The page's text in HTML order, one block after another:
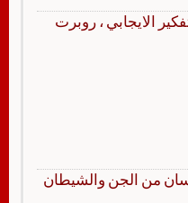
الايجابي ، روبرت
من الجن والشيطان